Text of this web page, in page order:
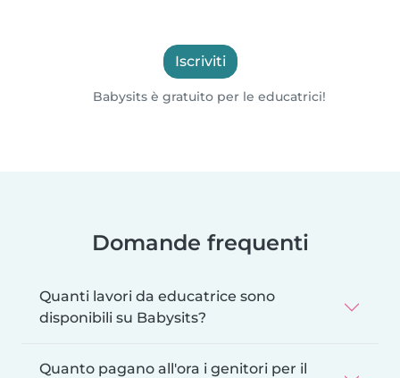
Iscriviti
Babysits è gratuito per le educatrici!
Domande frequenti
Quanti lavori da educatrice sono
disponibili su Babysits?
Quanto pagano all'ora i genitori per il